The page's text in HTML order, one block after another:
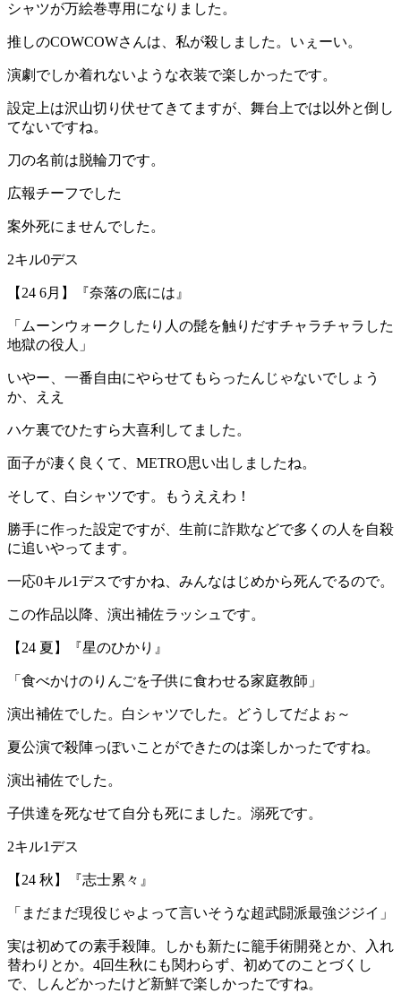
シャツが万絵巻専用になりました。
推しのCOWCOWさんは、私が殺しました。いぇーい。
演劇でしか着れないような衣装で楽しかったです。
設定上は沢山切り伏せてきてますが、舞台上では以外と倒し
てないですね。
刀の名前は脱輪刀です。
広報チーフでした
案外死にませんでした。
2キル0デス
【24 6月】『奈落の底には』
「ムーンウォークしたり人の髭を触りだすチャラチャラした
地獄の役人」
いやー、一番自由にやらせてもらったんじゃないでしょう
か、ええ
ハケ裏でひたすら大喜利してました。
面子が凄く良くて、METRO思い出しましたね。
そして、白シャツです。もうええわ！
勝手に作った設定ですが、生前に詐欺などで多くの人を自殺
に追いやってます。
一応0キル1デスですかね、みんなはじめから死んでるので。
この作品以降、演出補佐ラッシュです。
【24 夏】『星のひかり』
「食べかけのりんごを子供に食わせる家庭教師」
演出補佐でした。白シャツでした。どうしてだよぉ～
夏公演で殺陣っぽいことができたのは楽しかったですね。
演出補佐でした。
子供達を死なせて自分も死にました。溺死です。
2キル1デス
【24 秋】『志士累々』
「まだまだ現役じゃよって言いそうな超武闘派最強ジジイ」
実は初めての素手殺陣。しかも新たに籠手術開発とか、入れ
替わりとか。4回生秋にも関わらず、初めてのことづくし
で、しんどかったけど新鮮で楽しかったですね。